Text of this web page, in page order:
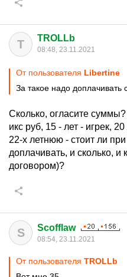
T TROLLb
08:48, 23.11.2021
От пользователя Libertine
За такое надо доплачивать
Сколько, огласите
икс руб, 15 - лет - игрек,
22-х летнюю - стоит ли
доплачивать, и сколько, и
договором)?
S Scofflaw
08:54, 23.11.2021
От пользователя TROLLb